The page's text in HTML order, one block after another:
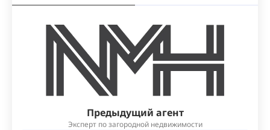
Предыдущий агент
Эксперт по загородной недвижимости